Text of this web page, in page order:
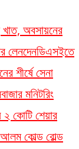
অবসায়নের
লেনদেনডিএসইতে
শীর্ষে সেনা
বাজার মনিটরিং
২ কোটি শেয়ার
কোল্ড রোল্ড